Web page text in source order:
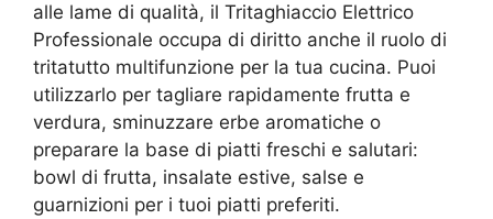
alle lame di qualità, il Tritaghiaccio Elettrico
Professionale occupa di diritto anche il ruolo di
tritatutto multifunzione per la tua cucina. Puoi
utilizzarlo per tagliare rapidamente frutta e
verdura, sminuzzare erbe aromatiche o
preparare la base di piatti freschi e salutari:
bowl di frutta, insalate estive, salse e
guarnizioni per i tuoi piatti preferiti.